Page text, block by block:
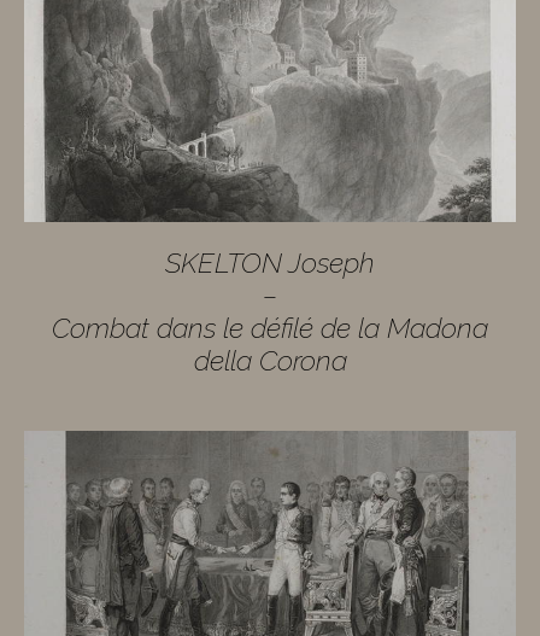
SKELTON Joseph
–
Combat dans le défilé de la Madona
della Corona